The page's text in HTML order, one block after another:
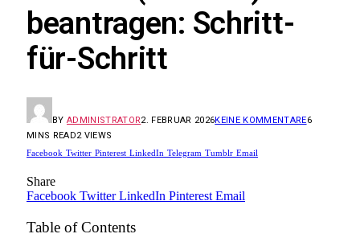
beantragen: Schritt-
für-Schritt
BY ADMINISTRATOR2. FEBRUAR 2026KEINE KOMMENTARE6
MINS READ2 VIEWS
Facebook Twitter Pinterest LinkedIn Telegram Tumblr Email
Share
Facebook Twitter LinkedIn Pinterest Email
Table of Contents